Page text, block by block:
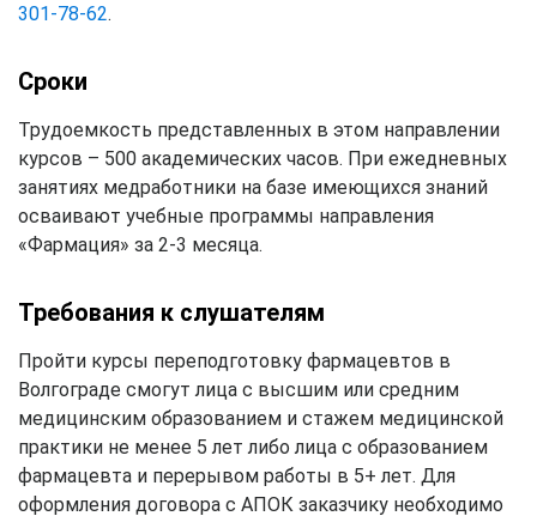
301-78-62.
Сроки
Трудоемкость представленных в этом направлении
курсов – 500 академических часов. При ежедневных
занятиях медработники на базе имеющихся знаний
осваивают учебные программы направления
«Фармация» за 2-3 месяца.
Требования к слушателям
Пройти курсы переподготовку фармацевтов в
Волгограде смогут лица с высшим или средним
медицинским образованием и стажем медицинской
практики не менее 5 лет либо лица с образованием
фармацевта и перерывом работы в 5+ лет. Для
оформления договора с АПОК заказчику необходимо